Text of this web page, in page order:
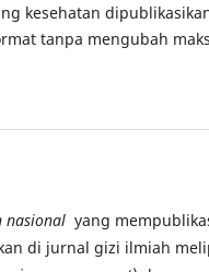
kesehatan
tanpa mengubah
yang
di jurnal gizi ilmiah